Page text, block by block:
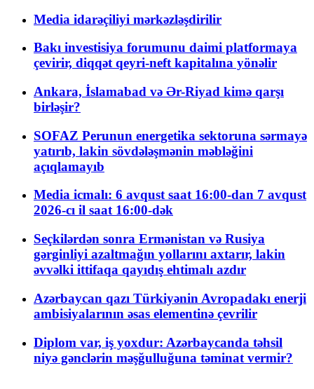
Media idarəçiliyi mərkəzləşdirilir
Bakı investisiya forumunu daimi platformaya
çevirir, diqqət qeyri-neft kapitalına yönəlir
Ankara, İslamabad və Ər-Riyad kimə qarşı
birləşir?
SOFAZ Perunun energetika sektoruna sərmayə
yatırıb, lakin sövdələşmənin məbləğini
açıqlamayıb
Media icmalı: 6 avqust saat 16:00-dan 7 avqust
2026-cı il saat 16:00-dək
Seçkilərdən sonra Ermənistan və Rusiya
gərginliyi azaltmağın yollarını axtarır, lakin
əvvəlki ittifaqa qayıdış ehtimalı azdır
Azərbaycan qazı Türkiyənin Avropadakı enerji
ambisiyalarının əsas elementinə çevrilir
Diplom var, iş yoxdur: Azərbaycanda təhsil
niyə gənclərin məşğulluğuna təminat vermir?